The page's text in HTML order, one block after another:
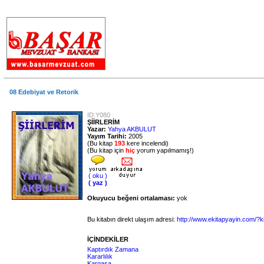
08 Edebiyat ve Retorik
ID:Y080
ŞİİRLERİM
Yazar: Yahya AKBULUT
Yayım Tarihi: 2005
(Bu kitap 193 kere incelendi)
(Bu kitap için hiç yorum yapılmamış!)
( oku )
( yaz )
Okuyucu beğeni ortalaması: yok
Bu kitabın direkt ulaşım adresi: http://www.ekitapyayin.com/
İÇİNDEKİLER
Kaptırdık Zamana
Kararlılık